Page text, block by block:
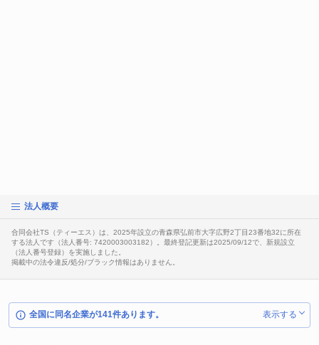
法人概要
合同会社TS（ティーエス）は、2025年設立の青森県弘前市大字広野2丁目23番地32に所在
する法人です（法人番号: 7420003003182）。最終登記更新は2025/09/12で、新規設立
（法人番号登録）を実施しました。
掲載中の法令違反/処分/ブラック情報はありません。
全国に同名企業が141件あります。 表示する